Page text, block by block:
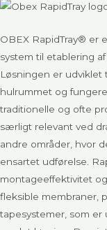
OBEX RapidTray® er
system til etablering
Løsningen er udviklet
hulrummet og
traditionelle og ofte
særligt relevant ved
andre områder, hvor
ensartet udførelse.
montageeffektivitet
fleksible membraner,
tapesystemer, som er